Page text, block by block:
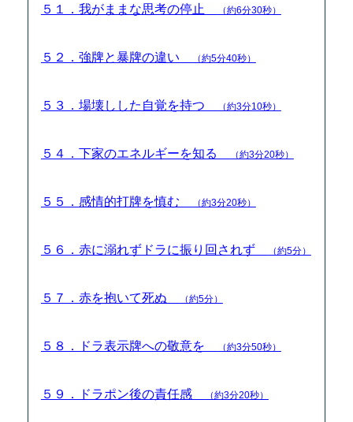
５１．我がままな思考の停止 （約6分30秒）
５２．強牌と暴牌の違い （約5分40秒）
５３．場壊しした自覚を持つ （約3分10秒）
５４．下家のエネルギーを知る （約3分20秒）
５５．感情的打牌を慎む （約3分20秒）
５６．赤に溺れずドラに振り回されず （約5分）
５７．赤を抱いて死ぬ （約5分）
５８．ドラ表示牌への敬意を （約3分50秒）
５９．ドラポン後の責任感 （約3分20秒）